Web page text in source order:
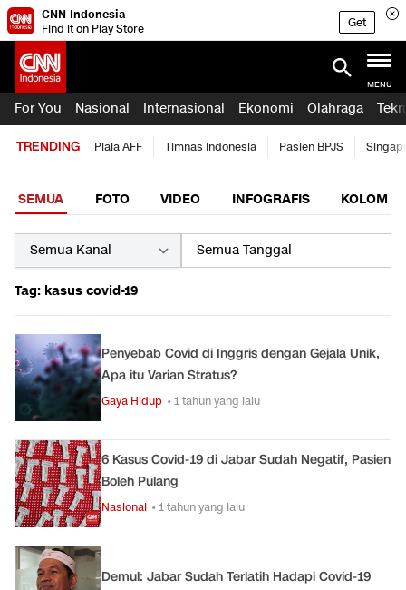
CNN Indonesia
Find it on Play Store
Get
MENU
For You Nasional Internasional Ekonomi Olahraga
TRENDING Piala AFF Timnas Indonesia Pasien BPJS
SEMUA FOTO VIDEO INFOGRAFIS KOLOM
Tag: kasus covid-19
Penyebab Covid di Inggris dengan Gejala Unik,
Apa itu Varian Stratus?
Gaya Hidup • 1 tahun yang lalu
6 Kasus Covid-19 di Jabar Sudah Negatif, Pasien
Boleh Pulang
Nasional • 1 tahun yang lalu
Demul: Jabar Sudah Terlatih Hadapi Covid-19